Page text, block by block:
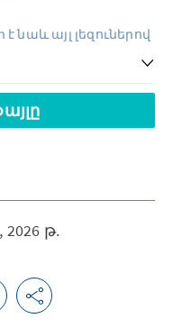
նաև այլ լեզուներով
թ.